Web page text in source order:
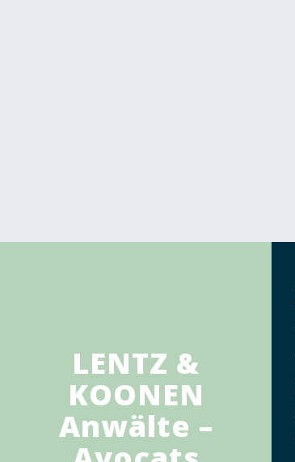
LENTZ &
KOONEN
Anwälte –